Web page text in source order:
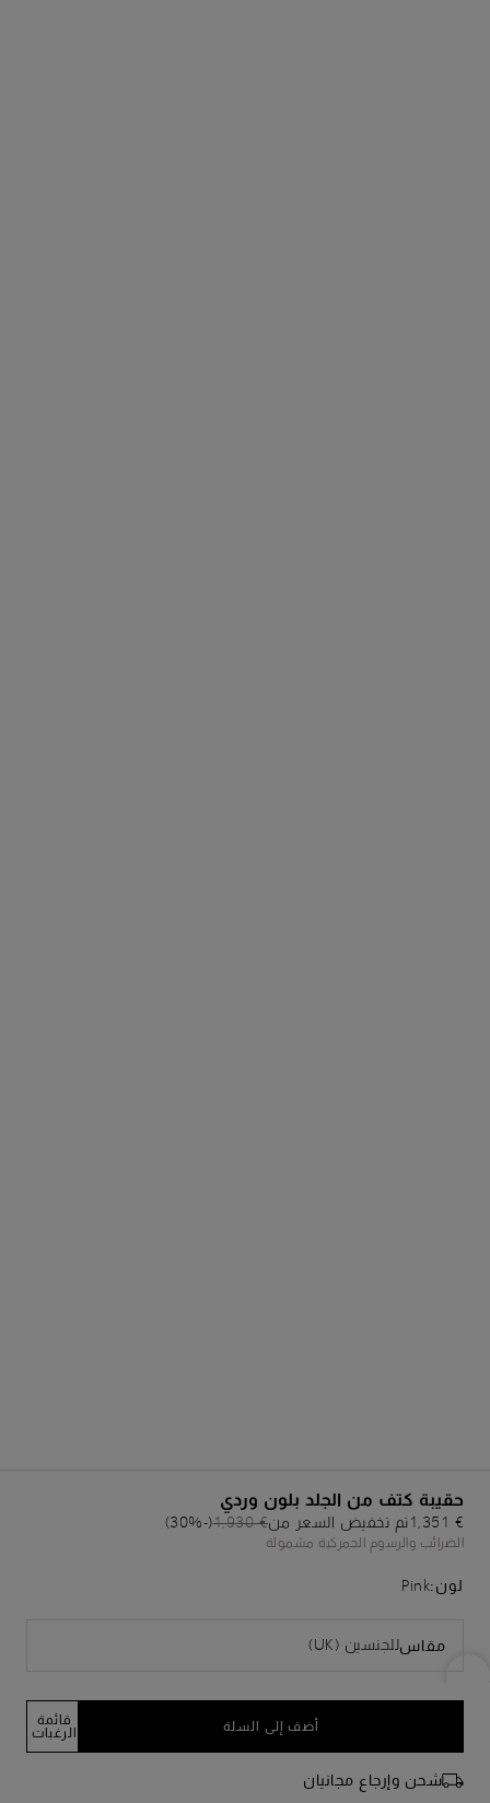
حقيبة كتف من الجلد بلون وردي
€ 1,351 تم تخفيض السعر من€ 1,930
(-30%)
الضرائب والرسوم الجمركية مشمولة
لون:Pink
مقاسللجنسين (UK)
أضف إلى السلة
قائمة
الرغبات
شحن وإرجاع مجانيان